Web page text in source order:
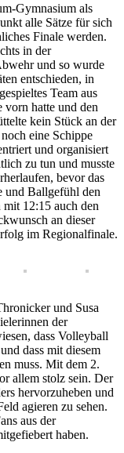
Gymnasium als
alle Sätze für sich
Finale werden.
in der
und so wurde
entschieden, in
Team aus
vorn hatte und den
kein Stück an der
eine Schippe
und organisiert
zu tun und musste
bevor das
und Ballgefühl den
mit 12:15 auch den
an dieser
im Regionalfinale.
und Susa
der
dass Volleyball
dass mit diesem
muss. Mit dem 2.
allem stolz sein. Der
hervorzuheben und
agieren zu sehen.
aus der
haben.